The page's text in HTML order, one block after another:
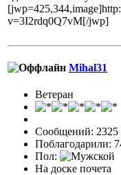
v=3I2rdq0Q7vM[/jwp]
Mihal31
Ветеран
Сообщений: 2325
Поблагодарили:
Пол:
На доске почета